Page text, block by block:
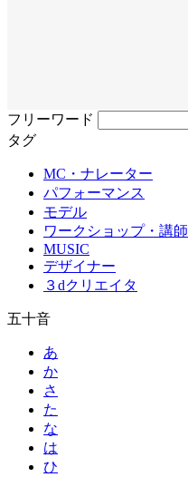
フリーワード
タグ
MC・ナレーター
パフォーマンス
モデル
ワークショップ・講師
MUSIC
デザイナー
３dクリエイタ
五十音
あ
か
さ
た
な
は
ひ